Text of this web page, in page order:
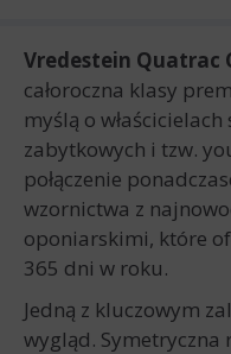
Vredestein Quatrac
całoroczna klasy
myślą o
zabytkowych i tzw.
połączenie
wzornictwa z
oponiarskimi, które
365 dni w roku.
Jedną z kluczowym
wygląd. Symetryczna